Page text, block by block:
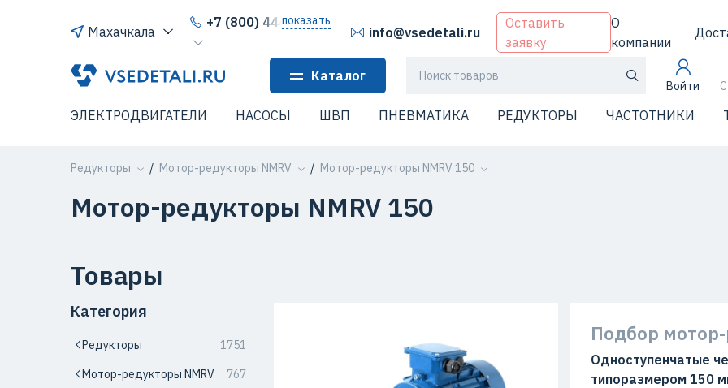
Махачкала
+7 (800) 444-64-80
показать
info@vsedetali.ru
Оставить
заявку
О
компании
Каталог
Войти
ЭЛЕКТРОДВИГАТЕЛИ НАСОСЫ ШВП ПНЕВМАТИКА РЕДУКТОРЫ ЧАСТОТНИКИ
Редукторы Мотор-редукторы NMRV Мотор-редукторы NMRV 150
Мотор-редукторы NMRV 150
Товары
Категория
Редукторы
1751
Мотор-редукторы NMRV
767
Подбор мотор-
Одноступенчатые
типоразмером 150